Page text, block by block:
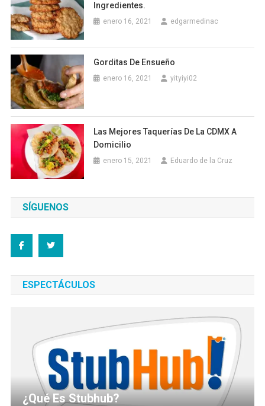
Ingredientes.
enero 16, 2021 edgarmedinac
Gorditas De Ensueño
enero 16, 2021 yityiyi02
Las Mejores Taquerías De La CDMX A
Domicilio
enero 15, 2021 Eduardo de la Cruz
SÍGUENOS
ESPECTÁCULOS
¿Qué Es Stubhub?